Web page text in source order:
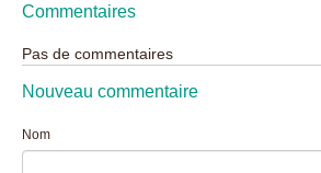
Commentaires
Pas de commentaires
Nouveau commentaire
Nom